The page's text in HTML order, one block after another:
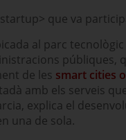
que va
al parc
públiques,
de les smart cities
amb els serveis
explica el
una de sola.